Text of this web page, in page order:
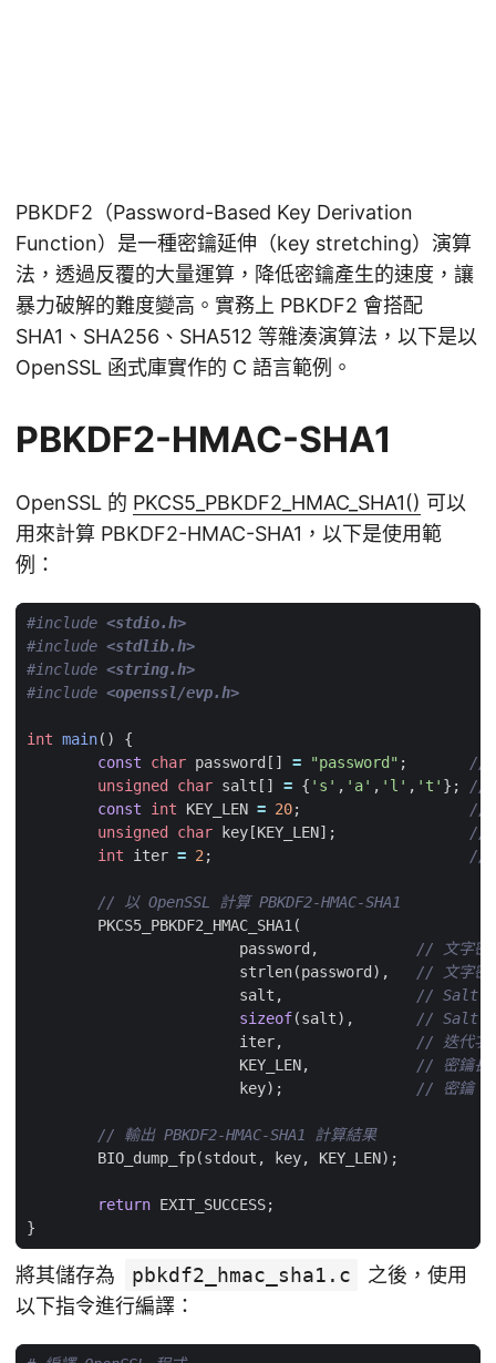
PBKDF2（Password-Based Key Derivation
Function）是一種密鑰延伸（key stretching）演算
法，透過反覆的大量運算，降低密鑰產生的速度，讓
暴力破解的難度變高。實務上 PBKDF2 會搭配
SHA1、SHA256、SHA512 等雜湊演算法，以下是以
OpenSSL 函式庫實作的 C 語言範例。
PBKDF2-HMAC-SHA1
OpenSSL 的 PKCS5_PBKDF2_HMAC_SHA1() 可以
用來計算 PBKDF2-HMAC-SHA1，以下是使用範
例：
#include <stdio.h>
#include <stdlib.h>
#include <string.h>
#include <openssl/evp.h>
int main()
{
const
char password [] = "password" ;
unsigned
char salt [] = { 's' , 'a' , 'l' , 't' };
const
int KEY_LEN = 20;
unsigned
char key [KEY_LEN];
int
iter = 2;
PKCS5_PBKDF2_HMAC_SHA1(
password ,
strlen(password ),
salt ,
sizeof(salt),
iter,
KEY_LEN,
key);
BIO_dump_fp(stdout , key, KEY_LEN);
return EXIT_SUCCESS;
}
將其儲存為 pbkdf2_hmac_sha1.c
之後，使用
以下指令進行編譯：